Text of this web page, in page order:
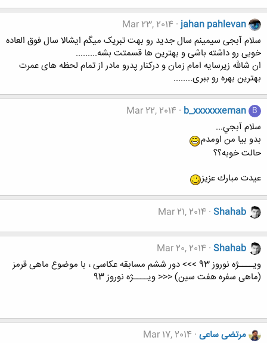
jahan pahlevan
Mar 23, 2014
سلام آبجی سیمینم سال جدید رو بهت تبریک میگم ایشالا سال فوق العاده
خوبی رو داشته باشی و بهترین ها قسمتت بشه.........
ان شالله زیرسایه امام زمان و درکنار پدرو مادر از تمام لحظه های عمرت
بهترین بهره رو ببری........
B
b_xxxxxxeman
Mar 22, 2014
سلام آبجي...
بدو بيا من اومدم
حالت خوبه؟؟
عيدت مبارك عزيز
Shahab
Mar 21, 2014
Shahab
Mar 20, 2014
ویــــژه نوروز 93 >>> دور ششم مسابقه عکاسی ، با موضوع ماهی قرمز
(ماهی سفره هفت سین) <<< ویــــژه نوروز 93
مرتضی ساعی Mar 17, 2014